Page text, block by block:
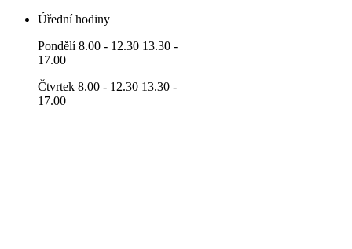
Úřední hodiny
Pondělí 8.00 - 12.30 13.30 -
17.00
Čtvrtek 8.00 - 12.30 13.30 -
17.00